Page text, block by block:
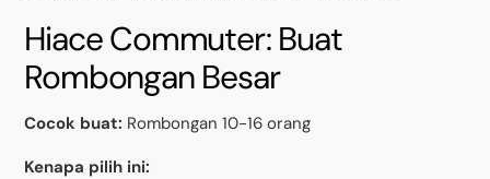
Hiace Commuter: Buat
Rombongan Besar
Cocok buat: Rombongan 10-16 orang
Kenapa pilih ini: